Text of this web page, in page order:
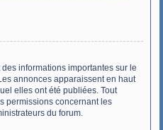
informations importantes sur le
annonces apparaissent en haut
elles ont été publiées. Tout
permissions concernant les
du forum.